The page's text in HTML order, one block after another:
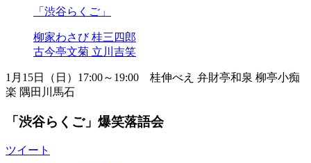
2019年01月
2018年12月
2018年11月
2018年10月
2018年09月
2018年08月
2018年06月
2018年05月
2018年04月
「渋谷らくご」
柳家わさび 桂三四郎
古今亭文菊 立川吉笑
1月15日（日）17:00～19:00 桂伸べえ 弁財亭和泉 柳亭小痴
楽 隅田川馬石
「渋谷らくご」爆笑落語会
ツイート